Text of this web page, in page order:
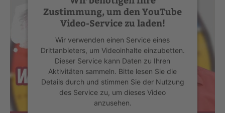
Zustimmung, um den YouTube
Video-Service zu laden!
Wir verwenden einen Service eines
Drittanbieters, um Videoinhalte einzubetten.
Dieser Service kann Daten zu Ihren
Aktivitäten sammeln. Bitte lesen Sie die
Details durch und stimmen Sie der Nutzung
des Service zu, um dieses Video
anzusehen.